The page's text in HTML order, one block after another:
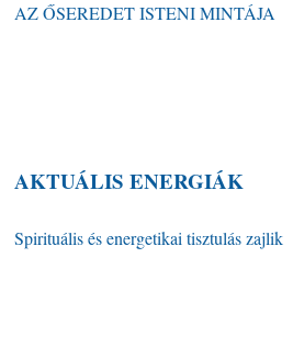
AZ ŐSEREDET ISTENI MINTÁJA
AKTUÁLIS ENERGIÁK
Spirituális és energetikai tisztulás zajlik